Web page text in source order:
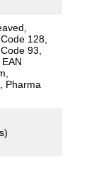
128,
93,
Pharma